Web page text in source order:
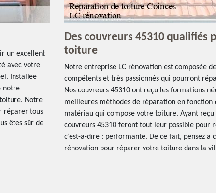
un excellent
avec votre
Installée
notre
Notre
réparer tous
êtes sûr de
Des couvreurs 45310 qualifiés
toiture
Notre entreprise LC rénovation est composée
compétents et très passionnés qui pourront
Nos couvreurs 45310 ont reçu les formations
meilleures méthodes de réparation en fonction
matériau qui compose votre toiture. Ayant reçu
couvreurs 45310 feront tout leur possible pour
c’est-à-dire : performante. De ce fait, pensez à
rénovation pour réparer votre toiture dans la